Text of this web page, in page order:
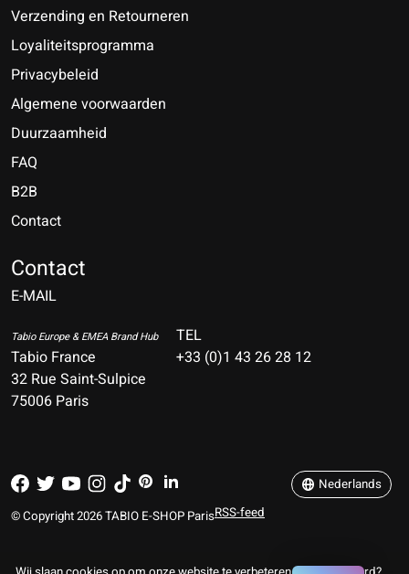
Verzending en Retourneren
Loyaliteitsprogramma
Privacybeleid
Algemene voorwaarden
Duurzaamheid
FAQ
B2B
Contact
Contact
E-MAIL
Tabio Europe & EMEA Brand Hub
Tabio France
32 Rue Saint-Sulpice
75006 Paris
TEL
+33 (0)1 43 26 28 12
© Copyright 2026 TABIO E-SHOP ParisRSS-feed
Nederlands